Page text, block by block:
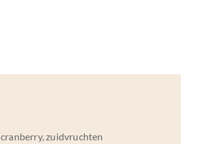
cranberry, zuidvruchten